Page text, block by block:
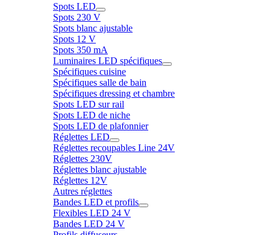
Spots LED
Spots 230 V
Spots blanc ajustable
Spots 12 V
Spots 350 mA
Luminaires LED spécifiques
Spécifiques cuisine
Spécifiques salle de bain
Spécifiques dressing et chambre
Spots LED sur rail
Spots LED de niche
Spots LED de plafonnier
Réglettes LED
Réglettes recoupables Line 24V
Réglettes 230V
Réglettes blanc ajustable
Réglettes 12V
Autres réglettes
Bandes LED et profils
Flexibles LED 24 V
Bandes LED 24 V